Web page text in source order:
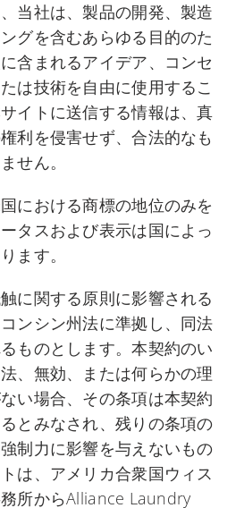
当社は、製品の開発、製造
グを含むあらゆる目的のた
含まれるアイデア、コンセ
は技術を自由に使用するこ
イトに送信する情報は、真
利を侵害せず、合法的なも
せん。
における商標の地位のみを
タスおよび表示は国によっ
ます。
に関する原則に影響される
ンシン州法に準拠し、同法
ものとします。本契約のい
、無効、または何らかの理
い場合、その条項は本契約
とみなされ、残りの条項の
制力に影響を与えないもの
は、アメリカ合衆国ウィス
所からAlliance Laundry